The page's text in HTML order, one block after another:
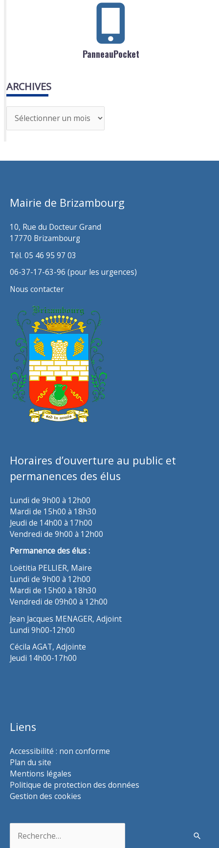
PanneauPocket
ARCHIVES
r
h
Mairie de Brizambourg
10, Rue du Docteur Grand
17770 Brizambourg
Tél. 05 46 95 97 03
06-37-17-63-96 (pour les urgences)
Nous contacter
Horaires d’ouverture au public et
permanences des élus
Lundi de 9h00 à 12h00
Mardi de 15h00 à 18h30
Jeudi de 14h00 à 17h00
Vendredi de 9h00 à 12h00
Permanence des élus :
Loëtitia PELLIER, Maire
Lundi de 9h00 à 12h00
Mardi de 15h00 à 18h30
Vendredi de 09h00 à 12h00
Jean Jacques MENAGER, Adjoint
Lundi 9h00-12h00
Cécila AGAT, Adjointe
Jeudi 14h00-17h00
Liens
Accessibilité : non conforme
Plan du site
Mentions légales
Politique de protection des données
Gestion des cookies